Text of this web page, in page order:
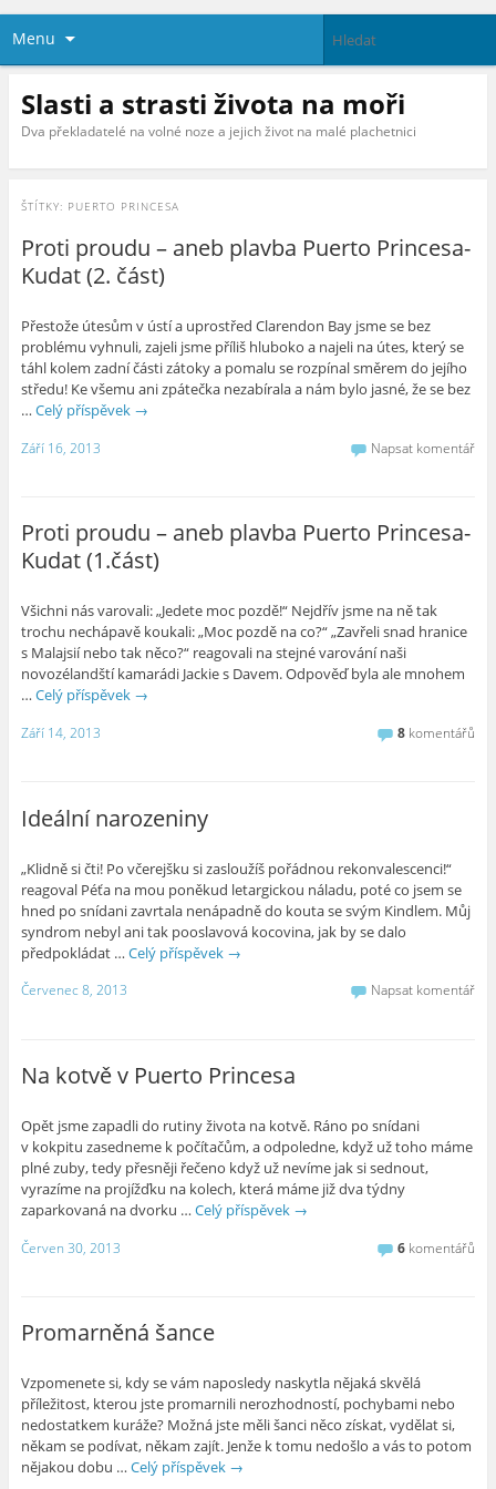
Menu
Slasti a strasti života na moři
Dva překladatelé na volné noze a jejich život na malé plachetnici
ŠTÍTKY: PUERTO PRINCESA
Proti proudu – aneb plavba Puerto Princesa-
Kudat (2. část)
Přestože útesům v ústí a uprostřed Clarendon Bay jsme se bez
problému vyhnuli, zajeli jsme příliš hluboko a najeli na útes, který se
táhl kolem zadní části zátoky a pomalu se rozpínal směrem do jejího
středu! Ke všemu ani zpátečka nezabírala a nám bylo jasné, že se bez
… Celý příspěvek →
Září 16, 2013 Napsat komentář
Proti proudu – aneb plavba Puerto Princesa-
Kudat (1.část)
Všichni nás varovali: „Jedete moc pozdě!“ Nejdřív jsme na ně tak
trochu nechápavě koukali: „Moc pozdě na co?“ „Zavřeli snad hranice
s Malajsií nebo tak něco?“ reagovali na stejné varování naši
novozélandští kamarádi Jackie s Davem. Odpověď byla ale mnohem
… Celý příspěvek →
Září 14, 2013 8 komentářů
Ideální narozeniny
„Klidně si čti! Po včerejšku si zasloužíš pořádnou rekonvalescenci!“
reagoval Péťa na mou poněkud letargickou náladu, poté co jsem se
hned po snídani zavrtala nenápadně do kouta se svým Kindlem. Můj
syndrom nebyl ani tak pooslavová kocovina, jak by se dalo
předpokládat … Celý příspěvek →
Červenec 8, 2013 Napsat komentář
Na kotvě v Puerto Princesa
Opět jsme zapadli do rutiny života na kotvě. Ráno po snídani
v kokpitu zasedneme k počítačům, a odpoledne, když už toho máme
plné zuby, tedy přesněji řečeno když už nevíme jak si sednout,
vyrazíme na projížďku na kolech, která máme již dva týdny
zaparkovaná na dvorku … Celý příspěvek →
Červen 30, 2013 6 komentářů
Promarněná šance
Vzpomenete si, kdy se vám naposledy naskytla nějaká skvělá
příležitost, kterou jste promarnili nerozhodností, pochybami nebo
nedostatkem kuráže? Možná jste měli šanci něco získat, vydělat si,
někam se podívat, někam zajít. Jenže k tomu nedošlo a vás to potom
nějakou dobu … Celý příspěvek →